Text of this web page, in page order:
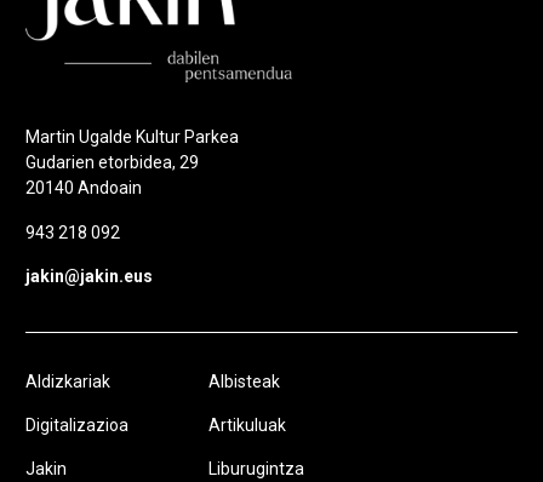
Martin Ugalde Kultur Parkea
Gudarien etorbidea, 29
20140 Andoain
943 218 092
jakin@jakin.eus
Aldizkariak
Digitalizazioa
Jakin
Albisteak
Artikuluak
Liburugintza